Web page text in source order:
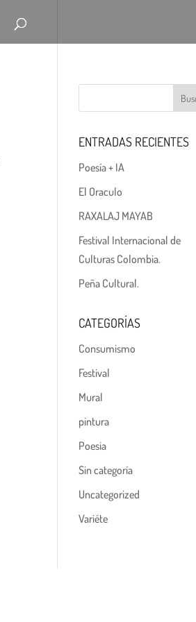
ENTRADAS RECIENTES
Poesía + IA
El Oraculo
RAXALAJ MAYAB
Festival Internacional de
Culturas Colombia.
Peña Cultural.
CATEGORÍAS
Consumismo
Festival
Mural
pintura
Poesia
Sin categoría
Uncategorized
Variéte